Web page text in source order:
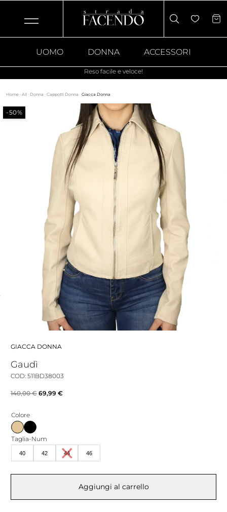
UOMO DONNA ACCESSORI
Reso facile e veloce!
Home · All · Donna · Cappotti Donna · Giacca Donna
-50%
GIACCA DONNA
Gaudì
COD: 511BD38003
140,00€ Il
era:
140,00 €.
69,99 €Il
69,99 €.
Colore
Taglia-Num
40 42 44 46
Aggiungi al carrello